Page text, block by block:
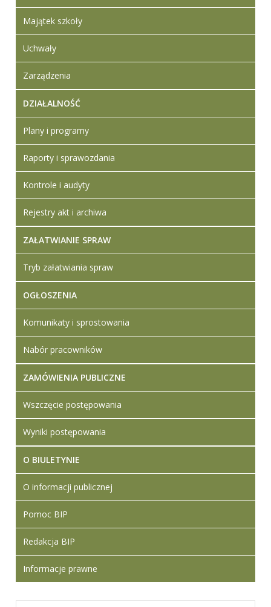
Majątek szkoły
Uchwały
Zarządzenia
DZIAŁALNOŚĆ
Plany i programy
Raporty i sprawozdania
Kontrole i audyty
Rejestry akt i archiwa
ZAŁATWIANIE SPRAW
Tryb załatwiania spraw
OGŁOSZENIA
Komunikaty i sprostowania
Nabór pracowników
ZAMÓWIENIA PUBLICZNE
Wszczęcie postępowania
Wyniki postępowania
O BIULETYNIE
O informacji publicznej
Pomoc BIP
Redakcja BIP
Informacje prawne